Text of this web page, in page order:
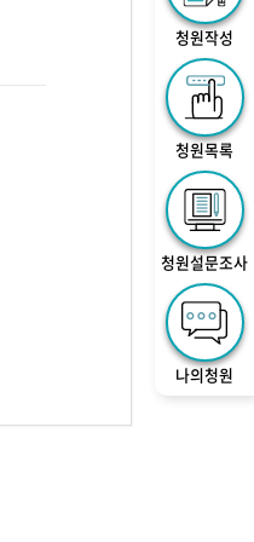
청원작성
청원목록
청원설문조사
나의청원